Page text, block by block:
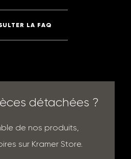
LA FAQ
détachées ?
de nos produits,
sur Kramer Store.